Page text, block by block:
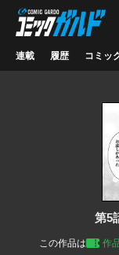
コミックガ
連載 履歴 コミッ
第5
この作品は 作